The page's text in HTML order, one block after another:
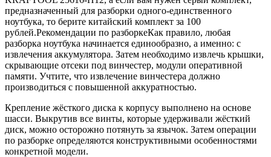
предназначенный для разборки одного-единственного
ноутбука, то берите китайский комплект за 100
рублей.Рекомендации по разборкеКак правило, любая
разборка ноутбука начинается единообразно, а именно: с
извлечения аккумулятора. Затем необходимо извлечь крышки,
скрывающие отсеки под винчестер, модули оперативной
памяти. Учтите, что извлечение винчестера должно
производиться с повышенной аккуратностью.
Крепление жёсткого диска к корпусу выполнено на основе
шасси. Выкрутив все винты, которые удерживали жёсткий
диск, можно осторожно потянуть за язычок. Затем операции
по разборке определяются конструктивными особенностями
конкретной модели.